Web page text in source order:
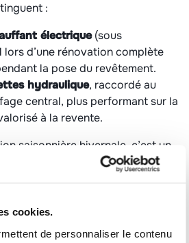
cookies.
de personnaliser le contenu
:
électrique(sous
lors d’une rénovation complète
la pose du revêtement.
hydraulique, raccordé au
central, plus performant sur la
à la revente.
saisonnière hivernale, c’est un
d’apparaître dans le descriptif
praticité : penser à
de locataires